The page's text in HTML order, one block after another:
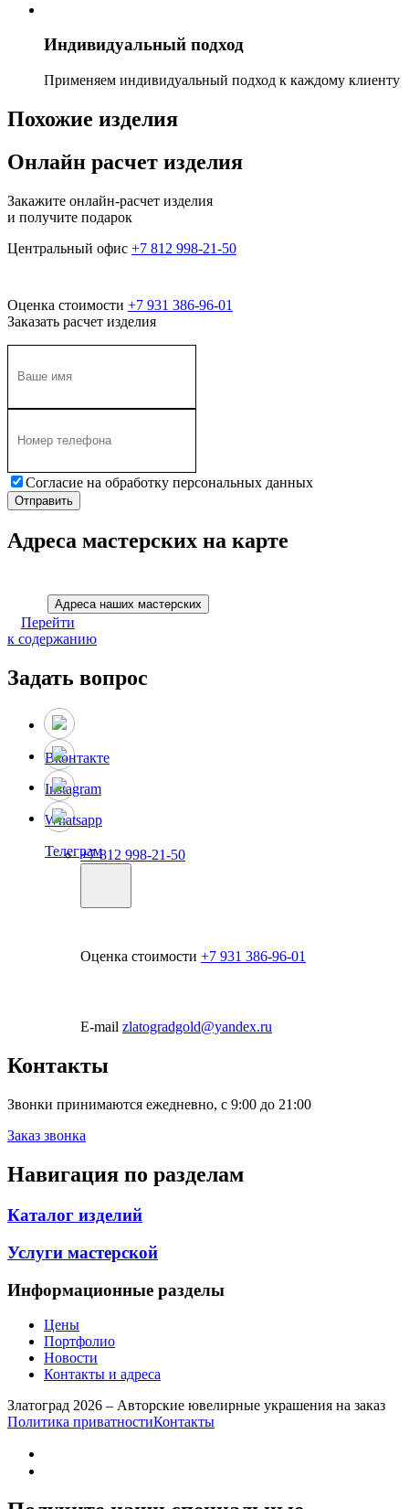
Индивидуальный подход
Применяем индивидуальный подход к каждому клиенту
Похожие изделия
Онлайн расчет изделия
Закажите онлайн-расчет изделия
и получите подарок
Центральный офис +7 812 998-21-50
Оценка стоимости +7 931 386-96-01
Заказать расчет изделия
Согласие на обработку персональных данных
Адреса мастерских на карте
Адреса наших мастерских
Перейти
к содержанию
Задать вопрос
Вконтакте
Instagram
Whatsapp
Телеграм+7 812 998-21-50
Оценка стоимости +7 931 386-96-01
E-mail zlatogradgold@yandex.ru
Контакты
Звонки принимаются ежедневно, с 9:00 до 21:00
Заказ звонка
Навигация по разделам
Каталог изделий
Услуги мастерской
Информационные разделы
Цены
Портфолио
Новости
Контакты и адреса
Златоград 2026 – Авторские ювелирные украшения на заказ
Политика приватностиКонтакты